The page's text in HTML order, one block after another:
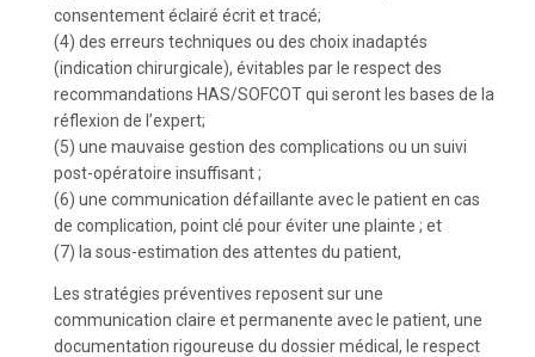
consentement éclairé écrit et tracé;
(4) des erreurs techniques ou des choix inadaptés
(indication chirurgicale), évitables par le respect des
recommandations HAS/SOFCOT qui seront les bases de la
réflexion de l’expert;
(5) une mauvaise gestion des complications ou un suivi
post-opératoire insuffisant ;
(6) une communication défaillante avec le patient en cas
de complication, point clé pour éviter une plainte ; et
(7) la sous-estimation des attentes du patient,
Les stratégies préventives reposent sur une
communication claire et permanente avec le patient, une
documentation rigoureuse du dossier médical, le respect